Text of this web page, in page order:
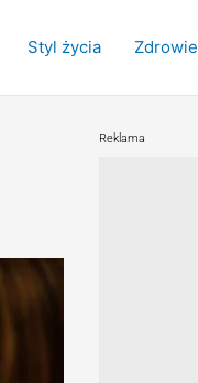
Styl życia Zdrowie
Reklama